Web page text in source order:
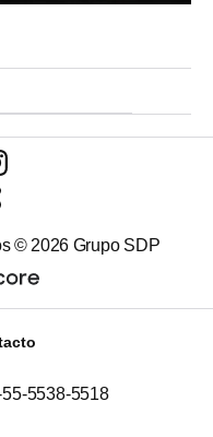
© 2026 Grupo SDP
5538-5518